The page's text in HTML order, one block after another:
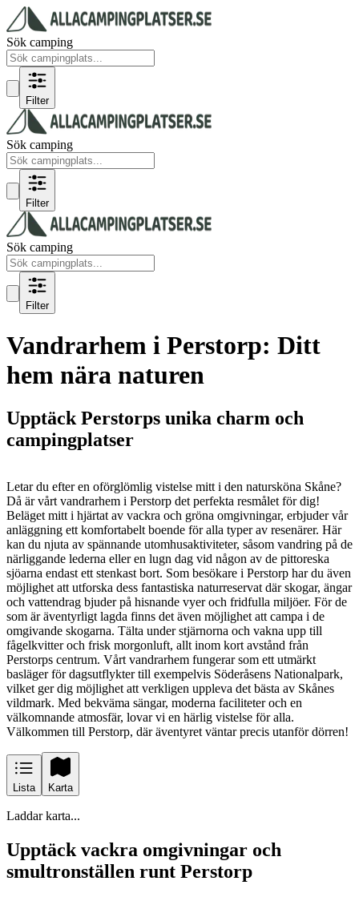
Sök camping
Filter
Sök camping
Filter
Sök camping
Filter
Vandrarhem i Perstorp: Ditt
hem nära naturen
Upptäck Perstorps unika charm och
campingplatser
Letar du efter en oförglömlig vistelse mitt i den natursköna Skåne?
Då är vårt vandrarhem i Perstorp det perfekta resmålet för dig!
Beläget mitt i hjärtat av vackra och gröna omgivningar, erbjuder vår
anläggning ett komfortabelt boende för alla typer av resenärer. Här
kan du njuta av spännande utomhusaktiviteter, såsom vandring på de
närliggande lederna eller en lugn dag vid någon av de pittoreska
sjöarna endast ett stenkast bort. Som besökare i Perstorp har du även
möjlighet att utforska dess fantastiska naturreservat där skogar, ängar
och vattendrag bjuder på hisnande vyer och fridfulla miljöer. För de
som är äventyrligt lagda finns det även möjlighet att campa i de
omgivande skogarna. Tälta under stjärnorna och vakna upp till
fågelkvitter och frisk morgonluft, allt inom kort avstånd från
Perstorps centrum. Vårt vandrarhem fungerar som ett utmärkt
basläger för dagsutflykter till exempelvis Söderåsens Nationalpark,
vilket ger dig möjlighet att verkligen uppleva det bästa av Skånes
vildmark. Med bekväma sängar, moderna faciliteter och en
välkomnande atmosfär, lovar vi en härlig vistelse för alla.
Välkommen till Perstorp, där äventyret väntar precis utanför dörren!
Lista Karta
Laddar karta...
Upptäck vackra omgivningar och
smultronställen runt Perstorp